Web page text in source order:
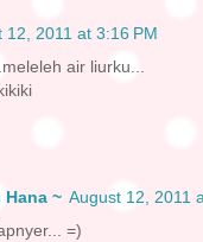
12, 2011 at 3:16 PM
air liurku...
Hana ~ August 12, 2011
=)